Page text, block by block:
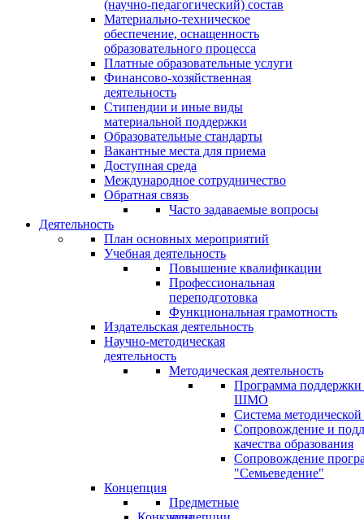
(научно-педагогический) состав
Материально-техническое
обеспечение, оснащенность
образовательного процесса
Платные образовательные услуги
Финансово-хозяйственная
деятельность
Стипендии и иные виды
материальной поддержки
Образовательные стандарты
Вакантные места для приема
Доступная среда
Международное сотрудничество
Обратная связь
Часто задаваемые вопросы
Деятельность
План основных мероприятий
Учебная деятельность
Повышение квалификации
Профессиональная
переподготовка
Функциональная грамотность
Издательская деятельность
Научно-методическая
деятельность
Методическая деятельность
Программа
ШМО
Система
Сопровождение и
качества образования
Сопровождение
"Семьеведение"
Концепция
Предметные